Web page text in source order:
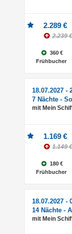
2.289 €
2.239 €
360 €
Frühbucher
18.07.2027 -
7 Nächte -
mit Mein
1.169 €
1.149 €
180 €
Frühbucher
18.07.2027 -
14 Nächte -
mit Mein